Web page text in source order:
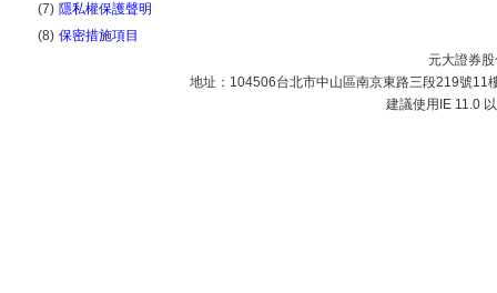
(7) 隱私權保護聲明
(8) 保密措施項目
元大證券
地址：104506台北市中山區南京東路三段219號11
建議使用IE 11.0